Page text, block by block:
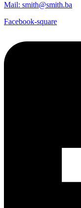
Mail: smith@smith.ba
Facebook-square